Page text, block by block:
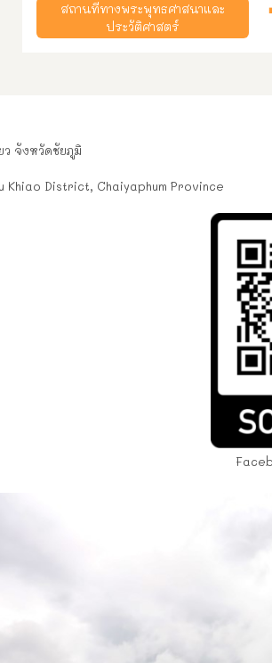
สถานที่ทางพระพุทธศาสนาและ
ประวัติศาสตร์
ว จังหวัดชัยภูมิ
Khiao District, Chaiyaphum Province